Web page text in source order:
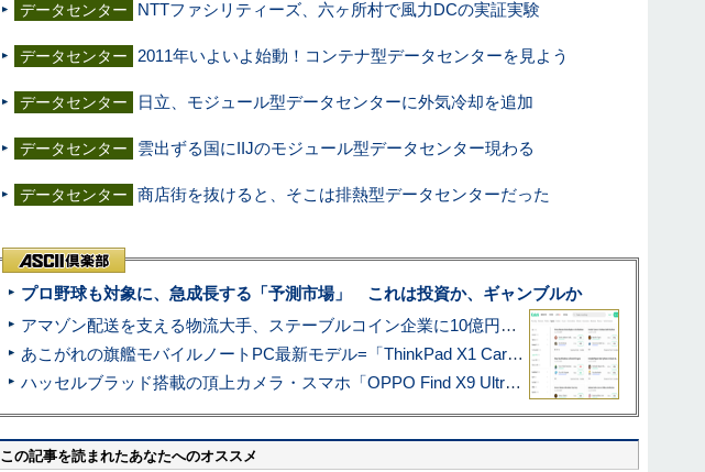
データセンター NTTファシリティーズ、六ヶ所村で風力DCの実証実験
データセンター 2011年いよいよ始動！コンテナ型データセンターを見よう
データセンター 日立、モジュール型データセンターに外気冷却を追加
データセンター 雲出ずる国にIIJのモジュール型データセンター現わる
データセンター 商店街を抜けると、そこは排熱型データセンターだった
プロ野球も対象に、急成長する「予測市場」 これは投資か、ギャンブルか
アマゾン配送を支える物流大手、ステーブルコイン企業に10億円投資のワケ
あこがれの旗艦モバイルノートPC最新モデル=「ThinkPad X1 Carbon Gen 14 Aura Edition」実機レビュー
ハッセルブラッド搭載の頂上カメラ・スマホ「OPPO Find X9 Ultra」実写レビュー=プロが本気で徹底撮影しました!!
この記事を読まれたあなたへのオススメ